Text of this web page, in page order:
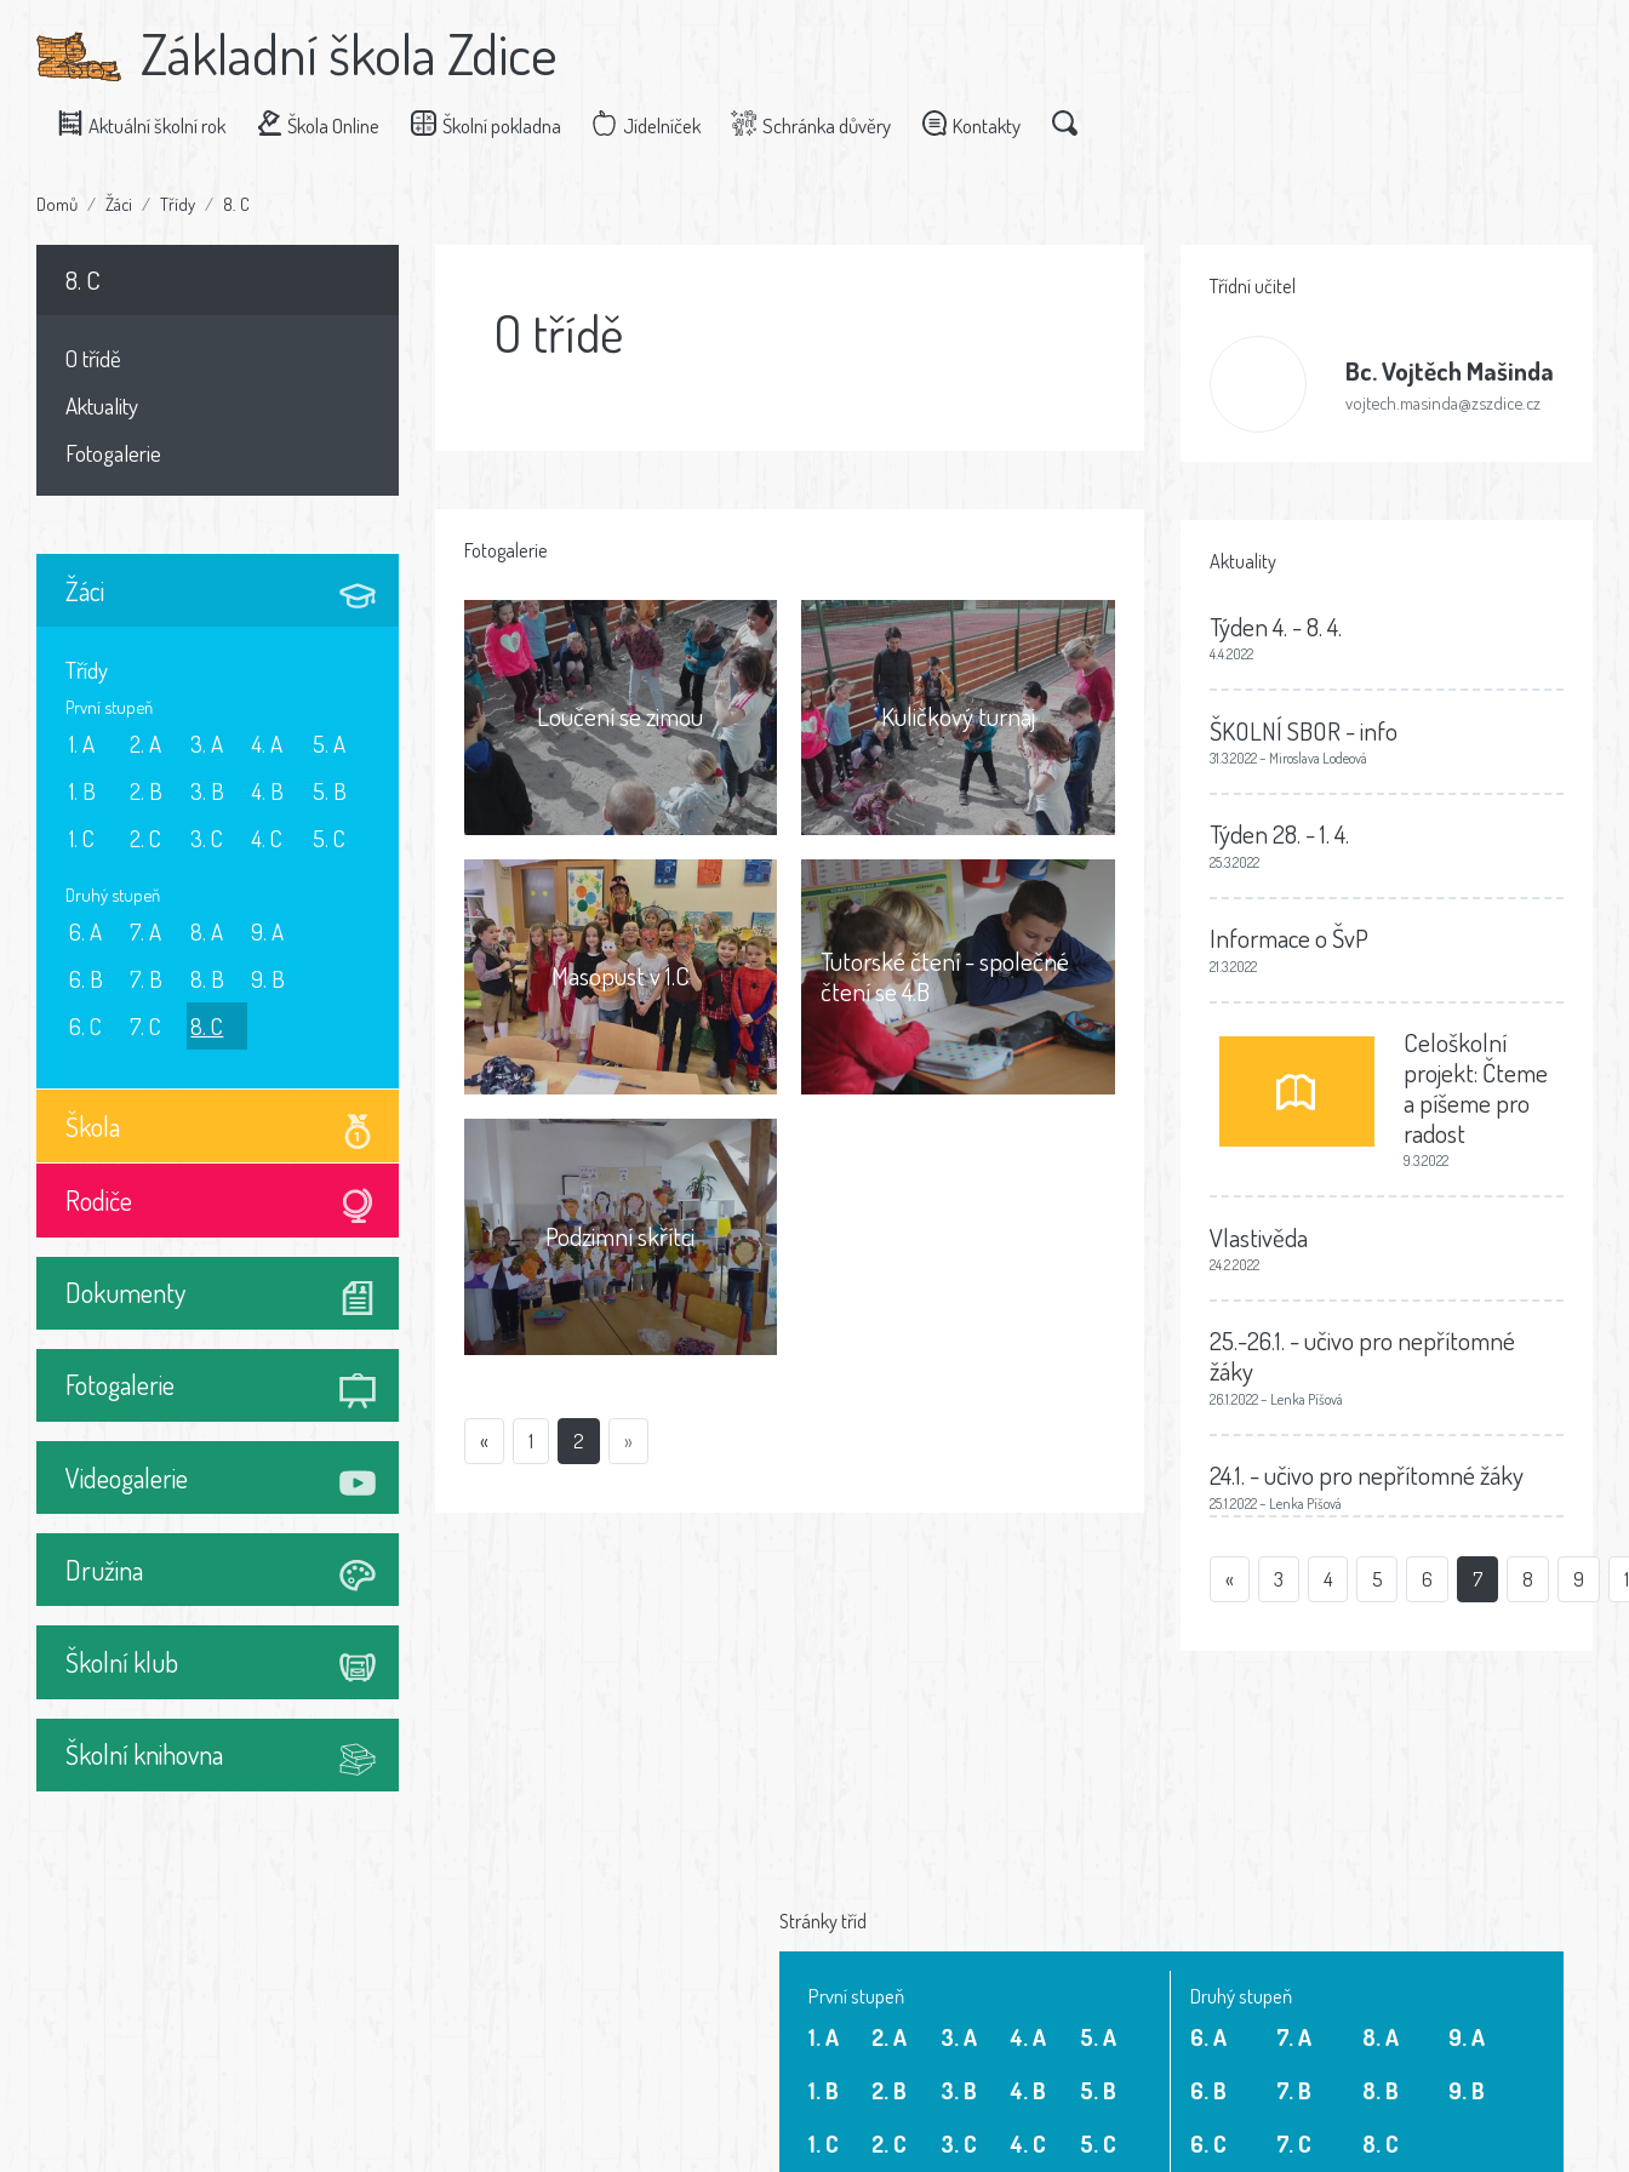
Základní škola Zdice
Aktuální školní rok Škola Online Školní pokladna Jídelníček Schránka důvěry Kontakty
Domů Žáci Třídy 8. C
8. C
O třídě
Aktuality
Fotogalerie
Žáci
Třídy
První stupeň
1. A
1. B
1. C
2. A
2. B
2. C
3. A
3. B
3. C
4. A
4. B
4. C
5. A
5. B
5. C
Druhý stupeň
6. A
6. B
6. C
7. A
7. B
7. C
8. A
8. B
8. C
9. A
9. B
Škola
Rodiče
Dokumenty
Fotogalerie
Videogalerie
Družina
Školní klub
Školní knihovna
O třídě
Fotogalerie
Loučení se zimou Kuličkový turnaj
Masopust v 1.C
Tutorské čtení - společné
čtení se 4.B
Podzimní skřítci
« 1 2 »
Třídní učitel
Bc.Vojtěch Mašinda
vojtech.masinda@zszdice.cz
Aktuality
Týden 4. - 8. 4.
4.4.2022
ŠKOLNÍ SBOR - info
31.3.2022 – Miroslava Lodeová
Týden 28. - 1. 4.
25.3.2022
Informace o ŠvP
21.3.2022
Celoškolní
projekt: Čteme
a píšeme pro
radost
9.3.2022
Vlastivěda
24.2.2022
25.-26.1. - učivo pro nepřítomné
žáky
26.1.2022 – Lenka Píšová
24.1. - učivo pro nepřítomné žáky
25.1.2022 – Lenka Píšová
« 3 4 5 6 7 8 9
Stránky tříd
První stupeň
1. A
1. B
1. C
2. A
2. B
2. C
3. A
3. B
3. C
4. A
4. B
4. C
5. A
5. B
5. C
Druhý stupeň
6. A
6. B
6. C
7. A
7. B
7. C
8. A
8. B
8. C
9. A
9. B